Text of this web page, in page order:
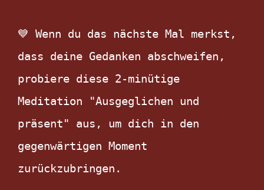
💙 Wenn du das nächste Mal merkst,
dass deine Gedanken abschweifen,
probiere diese 2-minütige
Meditation "Ausgeglichen und
präsent" aus, um dich in den
gegenwärtigen Moment
zurückzubringen.